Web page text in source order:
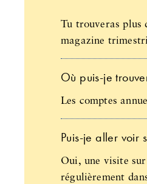
Tu trouveras plus
magazine
Où puis-je
Les comptes
Puis-je aller voir
Oui, une visite
régulièrement